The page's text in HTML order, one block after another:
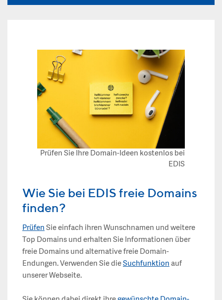
Prüfen Sie Ihre Domain-Ideen kostenlos bei
EDIS
Wie Sie bei EDIS freie Domains
finden?
Prüfen Sie einfach ihren Wunschnamen und weitere
Top Domains und erhalten Sie Informationen über
freie Domains und alternative freie Domain-
Endungen. Verwenden Sie dieSuchfunktion auf
unserer Webseite.